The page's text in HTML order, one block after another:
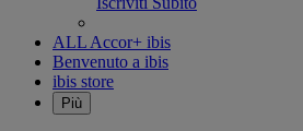
ALL Accor+ ibis
Benvenuto a ibis
ibis store
Più